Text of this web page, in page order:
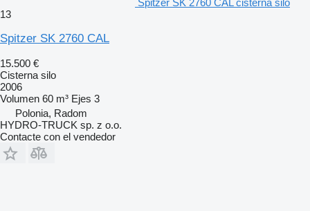
Spitzer SK 2760 CAL cisterna silo
13
Spitzer SK 2760 CAL
15.500 €
Cisterna silo
2006
Volumen 60 m³ Ejes 3
Polonia, Radom
HYDRO-TRUCK sp. z o.o.
Contacte con el vendedor